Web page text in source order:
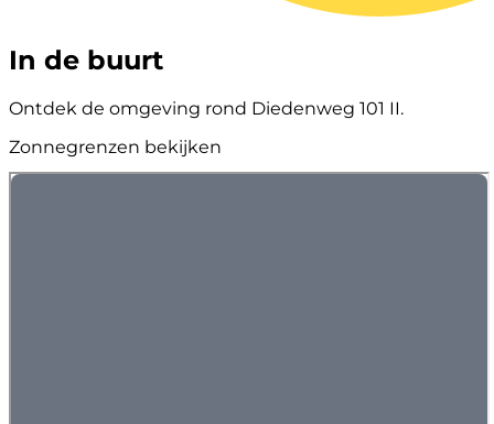
In de buurt
Ontdek de omgeving rond Diedenweg 101 II.
Zonnegrenzen bekijken